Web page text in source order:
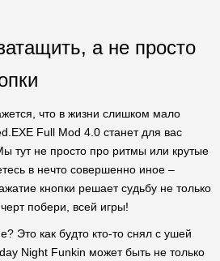
а не просто
что в жизни слишком мало
Full Mod 4.0 станет для вас
тут не просто про ритмы или крутые
в нечто совершенно иное –
кнопки решает судьбу не только
побери, всей игры!
Это как будто кто-то снял с ушей
Night Funkin может быть не только